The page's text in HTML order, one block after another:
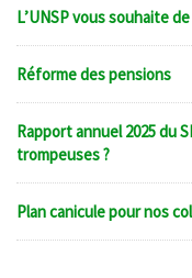
L’UNSP vous souhaite
Réforme des pensions
Rapport annuel 2025 du
trompeuses ?
Plan canicule pour nos